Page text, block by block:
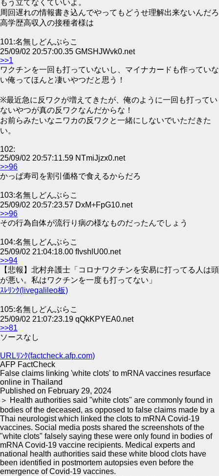
もう立てなくていいよ。
周回遅れの情報書き込んでやってもどうせ理解出来ないんだろ
高学歴高収入の接種者様は
101:名無しどんぶらこ
25/09/02 20:57:00.35 GMSHJWvk0.net
>>1
ワクチンを一回も打っていないし、マイナカードも作っていな
い俺ってほんと凄いやつだと思う！
※最近急に反ワクが増えてきたが、俺のように一回も打ってい
ないやつが真の反ワクなんだからな！
お前らみたいなニワカの反ワクと一緒にしないでいただきた
い。
102:
25/09/02 20:57:11.59 NTmiJjzx0.net
>>96
かっぱ寿司を割引価格で食えるからだろ
103:名無しどんぶらこ
25/09/02 20:57:23.57 DxM+FpG10.net
>>96
その行為自体が流行り病の様なものだったんでしょう
104:名無しどんぶらこ
25/09/02 21:04:18.00 fIvshlU00.net
>>94
【悲報】北村弁護士「コロナワクチンを安易に打ってる人は頭
が悪い。私はワクチンを一度も打ってない」
ｽﾚﾘﾝｸ(livegalileo板)
105:名無しどんぶらこ
25/09/02 21:07:23.19 qQkKPYEA0.net
>>81
ソースなし
URLﾘﾝｸ(factcheck.afp.com)
AFP FactCheck
False claims linking 'white clots' to mRNA vaccines resurface
online in Thailand
Published on February 29, 2024
＞ Health authorities said "white clots" are commonly found in
bodies of the deceased, as opposed to false claims made by a
Thai neurologist which linked the clots to mRNA Covid-19
vaccines. Social media posts shared the screenshots of the
"white clots" falsely saying these were only found in bodies of
mRNA Covid-19 vaccine recipients. Medical experts and
national health authorities said these white blood clots have
been identified in postmortem autopsies even before the
emergence of Covid-19 vaccines.